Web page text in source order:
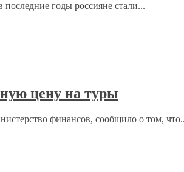
годы россияне стали...
цену на туры
финансов, сообщило о том,